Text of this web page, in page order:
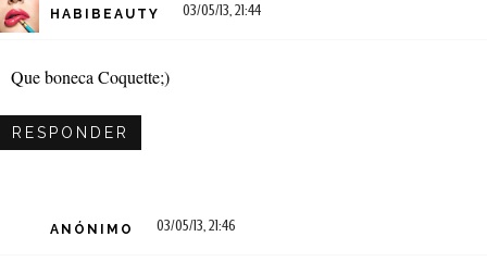
HABIBEAUTY 03/05/13, 21:44
Que boneca Coquette;)
RESPONDER
ANÓNIMO 03/05/13, 21:46